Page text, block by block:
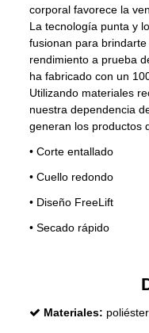
corporal favorece la
La tecnología punta y
fusionan para
rendimiento a prueba
ha fabricado con un
Utilizando materiales
nuestra dependencia
generan los productos
• Corte entallado
• Cuello redondo
• Diseño FreeLift
• Secado rápido
Materiales: